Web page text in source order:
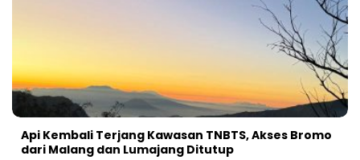
Api Kembali Terjang Kawasan TNBTS, Akses Bromo
dari Malang dan Lumajang Ditutup